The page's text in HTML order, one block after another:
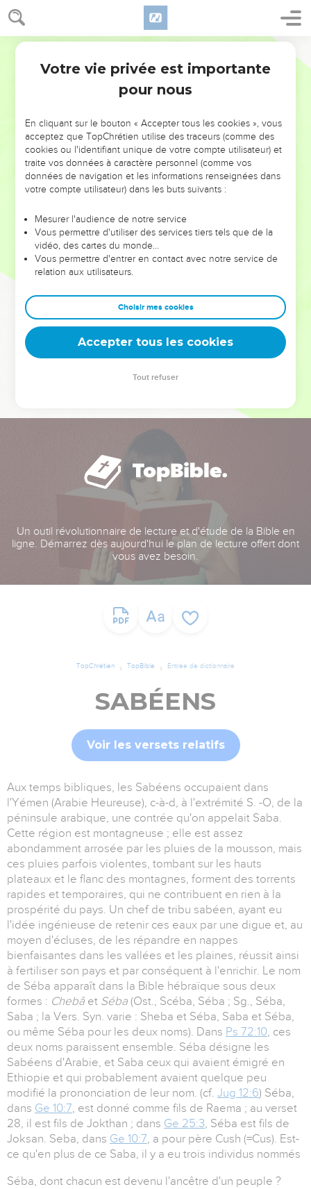
NE MANQUEZ PAS L’ÉVÉNEMENT
DE L’ANNÉE !
ET SI LEURS ERREURS POUVAIENT VOUS ÉVITER LES
VOTRES ?
leur foi ou leur vision. Mais on voit moins les doutes, les erreurs
et les saisons difficiles qu'ils ont traversés, alors même que ce
sont elles qui les ont façonnés.
Dans cette conférence, leaders, entrepreneurs, et responsables
clés pour avancer avec plus de sagesse afin que leurs erreurs
deviennent vos tremplins. Que vous guidiez un ministère, une
équipe, un groupe ou une famille, leur expérience est faite
Un outil révolutionnaire de lecture et d'étude de la Bible en
ligne. Démarrez dès aujourd'hui le plan de lecture offert dont
vous avez besoin.
TopChrétien TopBible Entrée de dictionnaire
SABÉENS
Voir les versets relatifs
Aux temps bibliques, les Sabéens occupaient dans
l'Yémen (Arabie Heureuse), c-à-d, à l'extrémité S. -O, de la
péninsule arabique, une contrée qu'on appelait Saba.
Cette région est montagneuse ; elle est assez
abondamment arrosée par les pluies de la mousson, mais
ces pluies parfois violentes, tombant sur les hauts
plateaux et le flanc des montagnes, forment des torrents
rapides et temporaires, qui ne contribuent en rien à la
prospérité du pays. Un chef de tribu sabéen, ayant eu
l'idée ingénieuse de retenir ces eaux par une digue et, au
moyen d'écluses, de les répandre en nappes
bienfaisantes dans les vallées et les plaines, réussit ainsi
à fertiliser son pays et par conséquent à l'enrichir. Le nom
de Séba apparaît dans la Bible hébraïque sous deux
formes : Chebâ et Séba (Ost., Scéba, Séba ; Sg., Séba,
Saba ; la Vers. Syn. varie : Sheba et Séba, Saba et Séba,
ou même Séba pour les deux noms). Dans Ps 72:10, ces
deux noms paraissent ensemble. Séba désigne les
Sabéens d'Arabie, et Saba ceux qui avaient émigré en
Ethiopie et qui probablement avaient quelque peu
modifié la prononciation de leur nom. (cf. Jug 12:6) Séba,
dans Ge 10:7, est donné comme fils de Raema ; au verset
28, il est fils de Jokthan ; dans Ge 25:3, Séba est fils de
Joksan. Seba, dans Ge 10:7, a pour père Cush (=Cus). Est-
ce qu'en plus de ce Saba, il y a eu trois individus nommés
Séba, dont chacun est devenu l'ancêtre d'un peuple ?
Votre vie privée est importante
pour nous
En cliquant sur le bouton « Accepter tous les cookies », vous
acceptez que TopChrétien utilise des traceurs (comme des
cookies ou l'identifiant unique de votre compte utilisateur) et
traite vos données à caractère personnel (comme vos
données de navigation et les informations renseignées dans
votre compte utilisateur) dans les buts suivants :
Mesurer l'audience de notre service
Vous permettre d'utiliser des services tiers tels que de la
vidéo, des cartes du monde…
Vous permettre d'entrer en contact avec notre service de
relation aux utilisateurs.
Choisir mes cookies
Accepter tous les cookies
Tout refuser